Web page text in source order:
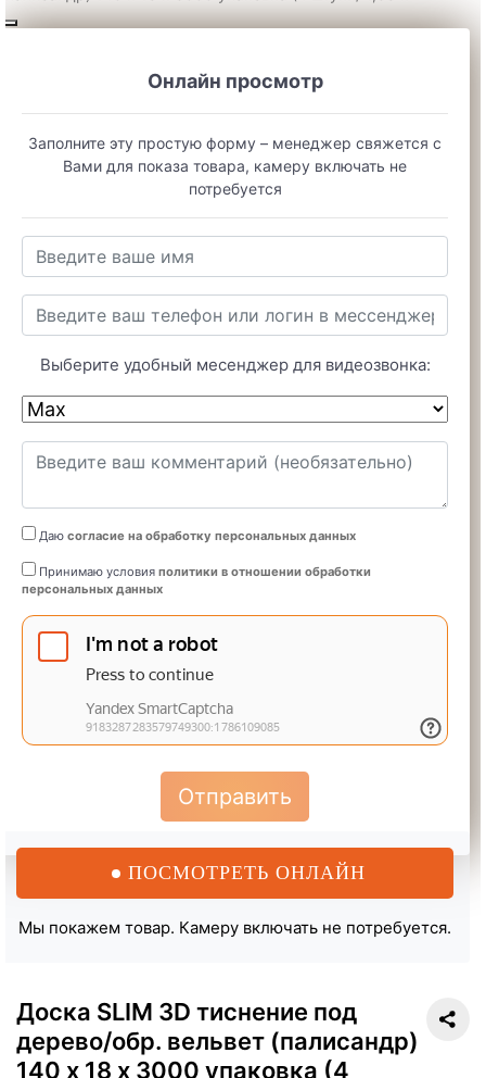
Онлайн просмотр
Заполните эту простую форму – менеджер свяжется с
Вами для показа товара, камеру включать не
потребуется
Выберите удобный месенджер для видеозвонка:
Даю согласие на обработку персональных данных
Принимаю условия политики в отношении обработки
персональных данных
Отправить
ПОСМОТРЕТЬ ОНЛАЙН
Мы покажем товар. Камеру включать не потребуется.
Доска SLIM 3D тиснение под
дерево/обр. вельвет (палисандр)
140 х 18 х 3000 упаковка (4